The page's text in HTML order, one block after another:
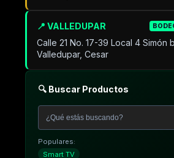
📍 VALLEDUPAR
Calle 21 No. 17-39 Local 4 Simón
Valledupar, Cesar
🔍 Buscar Productos
Populares:
Smart TV